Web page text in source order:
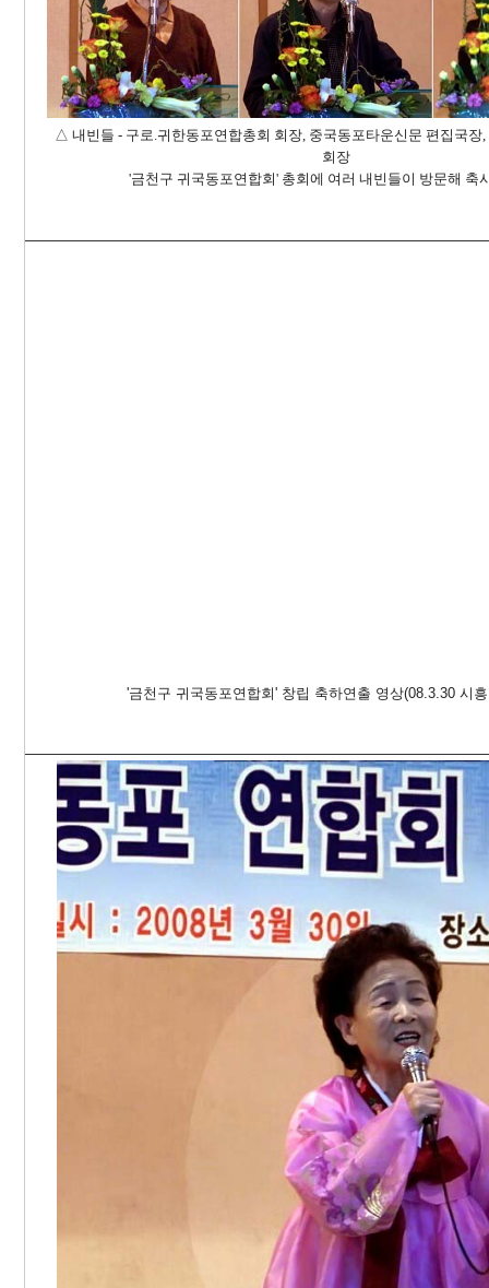
△ 내빈들 - 구로.귀한동포연합총회 회장, 중국동포타운신문 편집국장
회장
'금천구 귀국동포연합회' 총회에 여러내빈들이 방문해 축
'금천구 귀국동포연합회' 창립 축하연출 영상(08.3.30 시